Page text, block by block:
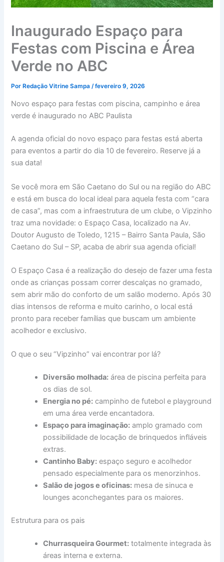
Inaugurado Espaço para
Festas com Piscina e Área
Verde no ABC
PorRedação Vitrine Sampa /fevereiro 9, 2026
Novo espaço para festas com piscina, campinho e área
verde é inaugurado no ABC Paulista
A agenda oficial do novo espaço para festas está aberta
para eventos a partir do dia 10 de fevereiro. Reserve já a
sua data!
Se você mora em São Caetano do Sul ou na região do ABC
e está em busca do local ideal para aquela festa com “cara
de casa”, mas com a infraestrutura de um clube, o Vipzinho
traz uma novidade: o Espaço Casa, localizado na Av.
Doutor Augusto de Toledo, 1215 – Bairro Santa Paula, São
Caetano do Sul – SP, acaba de abrir sua agenda oficial!
O Espaço Casa é a realização do desejo de fazer uma festa
onde as crianças possam correr descalças no gramado,
sem abrir mão do conforto de um salão moderno. Após 30
dias intensos de reforma e muito carinho, o local está
pronto para receber famílias que buscam um ambiente
acolhedor e exclusivo.
O que o seu “Vipzinho” vai encontrar por lá?
Diversão molhada: área de piscina perfeita para
os dias de sol.
Energia no pé: campinho de futebol e playground
em uma área verde encantadora.
Espaço para imaginação: amplo gramado com
possibilidade de locação de brinquedos infláveis
extras.
Cantinho Baby: espaço seguro e acolhedor
pensado especialmente para os menorzinhos.
Salão de jogos e oficinas: mesa de sinuca e
lounges aconchegantes para os maiores.
Estrutura para os pais
Churrasqueira Gourmet: totalmente integrada às
áreas interna e externa.